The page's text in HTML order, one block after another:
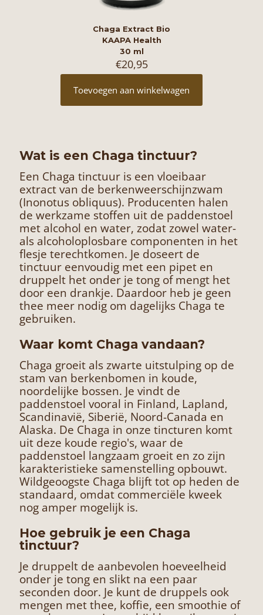
Chaga Extract Bio
KAAPA Health
30 ml
€20,95
Toevoegen aan winkelwagen
Wat is een Chaga tinctuur?
Een Chaga tinctuur is een vloeibaar
extract van de berkenweerschijnzwam
(Inonotus obliquus). Producenten halen
de werkzame stoffen uit de paddenstoel
met alcohol en water, zodat zowel water-
als alcoholoplosbare componenten in het
flesje terechtkomen. Je doseert de
tinctuur eenvoudig met een pipet en
druppelt het onder je tong of mengt het
door een drankje. Daardoor heb je geen
thee meer nodig om dagelijks Chaga te
gebruiken.
Waar komt Chaga vandaan?
Chaga groeit als zwarte uitstulping op de
stam van berkenbomen in koude,
noordelijke bossen. Je vindt de
paddenstoel vooral in Finland, Lapland,
Scandinavië, Siberië, Noord-Canada en
Alaska. De Chaga in onze tincturen komt
uit deze koude regio's, waar de
paddenstoel langzaam groeit en zo zijn
karakteristieke samenstelling opbouwt.
Wildgeoogste Chaga blijft tot op heden de
standaard, omdat commerciële kweek
nog amper mogelijk is.
Hoe gebruik je een Chaga
tinctuur?
Je druppelt de aanbevolen hoeveelheid
onder je tong en slikt na een paar
seconden door. Je kunt de druppels ook
mengen met thee, koffie, een smoothie of